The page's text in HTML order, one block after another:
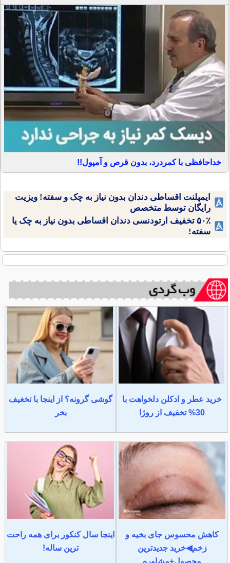
خداحافظی با کمردرد، بدون قرص و آمپول!!
ایمپلنت اقساطی دندان بدون نیاز به چک و سفته! ویزیت
رایگان توسط متخصص
۵۰٪ تخفیف ارتودنسی دندان اقساطی بدون نیاز به چک یا
سفته!
خرید عطر و ادکلن دلخواهت با
30% تخفیف از روژا
گوشی گرونه؟ از اینجا با تخغیف
بخر
کاهش محسوس جای بخیه و
زخم◀خرید جدیدترین
محصول+مشاوره
اینجا سال کنکور برای همه راحت
ترین ساله!